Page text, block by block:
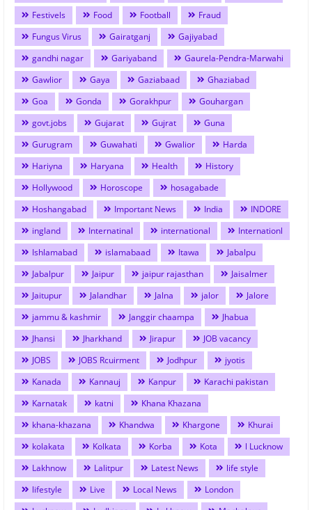
Festivels
Food Football
Fraud
Fungus Virus
Gairatganj
Gajiyabad
gandhi nagar
Gariyaband
Gaurela-Pendra-Marwahi
Gawlior
Gaya Gaziabaad
Ghaziabad
Goa
Gonda Gorakhpur
Gouhargan
govt.jobs
Gujarat Gujrat
Guna
Gurugram
Guwahati Gwalior
Harda
Hariyna
Haryana Health
History
Hollywood
Horoscope
hosagabade
Hoshangabad
Important News India
INDORE
ingland
Internatinal international
Internationl
Ishlamabad
islamabaad Itawa
Jabalpu
Jabalpur
Jaipur jaipur rajasthan
Jaisalmer
Jaitupur
Jalandhar Jalna jalor
Jalore
jammu & kashmir
Janggir chaampa
Jhabua
Jhansi
Jharkhand Jirapur
JOB vacancy
JOBS
JOBS Rcuirment Jodhpur
jyotis
Kanada
Kannauj Kanpur
Karachi pakistan
Karnatak
katni
Khana Khazana
khana-khazana
Khandwa Khargone
Khurai
kolakata
Kolkata Korba Kota
l Lucknow
Lakhnow
Lalitpur Latest News
life style
lifestyle
Live Local News
London